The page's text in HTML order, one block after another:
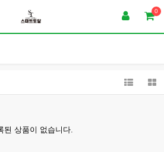
0
된 상품이 없습니다.